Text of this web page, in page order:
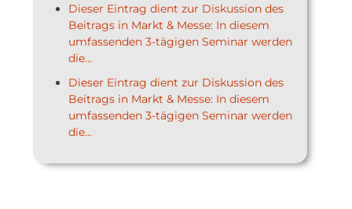
Dieser Eintrag dient zur Diskussion des
Beitrags in Markt & Messe: In diesem
umfassenden 3-tägigen Seminar werden
die...
Dieser Eintrag dient zur Diskussion des
Beitrags in Markt & Messe: In diesem
umfassenden 3-tägigen Seminar werden
die...